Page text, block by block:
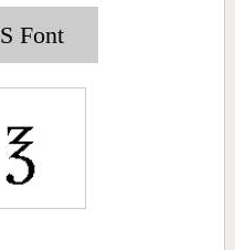
Pinyin Query
Font